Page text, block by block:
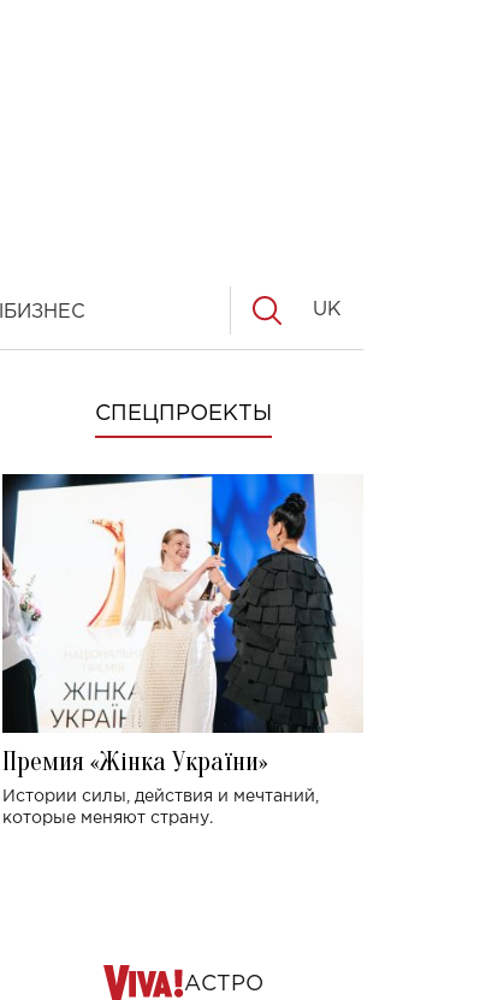
БИЗНЕС UK
СПЕЦПРОЕКТЫ
Премия «Жінка України»
Истории силы, действия и мечтаний,
которые меняют страну.
АСТРО